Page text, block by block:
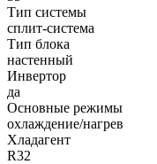
Тип системы
сплит-система
Тип блока
настенный
Инвертор
да
Основные режимы
охлаждение/нагрев
Хладагент
R32